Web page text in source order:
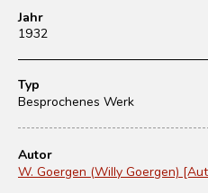
Jahr
1932
Typ
Besprochenes Werk
Autor
W. Goergen (Willy Goergen)